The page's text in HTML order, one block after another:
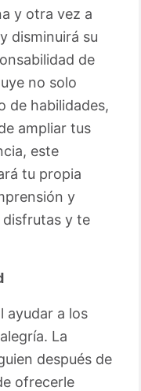
y otra vez a
disminuirá su
de
no solo
de habilidades,
ampliar tus
este
tu propia
y
disfrutas y te
ayudar a los
La
después de
ofrecerle